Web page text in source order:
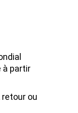
à partir
ou